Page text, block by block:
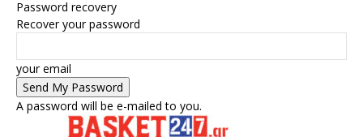
Password recovery
Recover your password
your email
A password will be e-mailed to you.